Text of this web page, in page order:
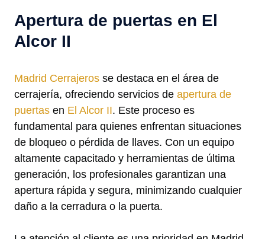
Apertura de puertas en El
Alcor II
Madrid Cerrajeros se destaca en el área de
cerrajería, ofreciendo servicios de apertura de
puertas en El Alcor II. Este proceso es
fundamental para quienes enfrentan situaciones
de bloqueo o pérdida de llaves. Con un equipo
altamente capacitado y herramientas de última
generación, los profesionales garantizan una
apertura rápida y segura, minimizando cualquier
daño a la cerradura o la puerta.